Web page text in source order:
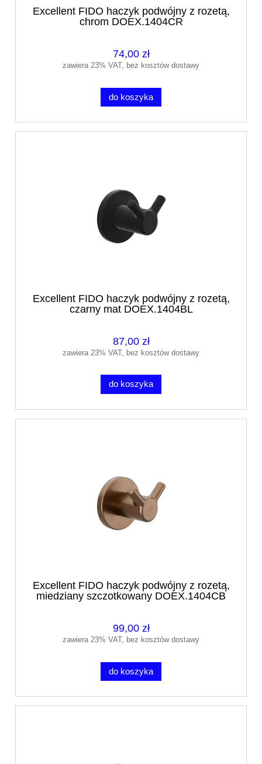
Excellent FIDO haczyk podwójny z rozetą,
chrom DOEX.1404CR
74,00 zł
zawiera 23% VAT, bez kosztów dostawy
do koszyka
Excellent FIDO haczyk podwójny z rozetą,
czarny mat DOEX.1404BL
87,00 zł
zawiera 23% VAT, bez kosztów dostawy
do koszyka
Excellent FIDO haczyk podwójny z rozetą,
miedziany szczotkowany DOEX.1404CB
99,00 zł
zawiera 23% VAT, bez kosztów dostawy
do koszyka